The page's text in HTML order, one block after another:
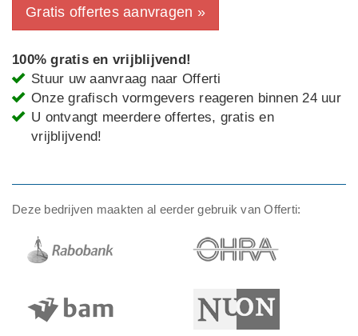
Gratis offertes aanvragen »
100% gratis en vrijblijvend!
Stuur uw aanvraag naar Offerti
Onze grafisch vormgevers reageren binnen 24 uur
U ontvangt meerdere offertes, gratis en
vrijblijvend!
Deze bedrijven maakten al eerder gebruik van Offerti: